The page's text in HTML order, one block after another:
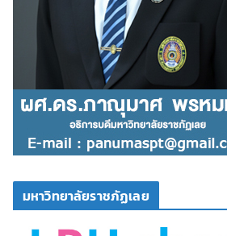
มหาวิทยาลัยราชภัฏเลย